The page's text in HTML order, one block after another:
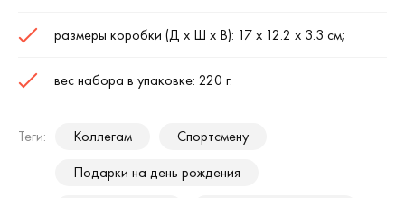
размеры коробки (Д х Ш х В): 17 х 12.2 х 3.3 см;
вес набора в упаковке: 220 г.
Теги: Коллегам
Спортсмену
Подарки на день рождения